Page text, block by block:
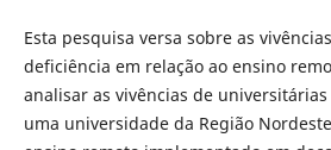
Esta pesquisa versa sobre as
deficiência em relação ao ensino
analisar as vivências de
uma universidade da Região